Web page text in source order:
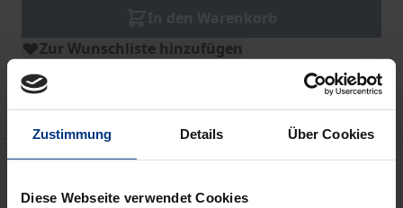
Zustimmung Details Über Cookies
Diese Webseite verwendet Cookies
Zur Wunschliste hinzufügen
Hinweise zu Versandkosten
Beschreibung